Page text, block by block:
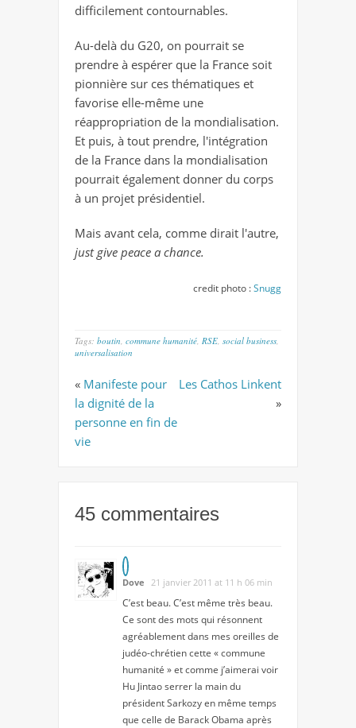
difficilement contournables.
Au-delà du G20, on pourrait se
prendre à espérer que la France soit
pionnière sur ces thématiques et
favorise elle-même une
réappropriation de la mondialisation.
Et puis, à tout prendre, l'intégration
de la France dans la mondialisation
pourrait également donner du corps
à un projet présidentiel.
Mais avant cela, comme dirait l'autre,
just give peace a chance.
credit photo :Snugg
Tags: boutin commune humanité RSE social business
universalisation
« Manifeste pour
la dignité de la
personne en fin de
vie
Les Cathos Linkent
»
45 commentaires
Dove 21 janvier 2011 at 11 h 06 min
C’est beau. C’est même très beau.
Ce sont des mots qui résonnent
agréablement dans mes oreilles de
judéo-chrétien cette « commune
humanité » et comme j’aimerai voir
Hu Jintao serrer la main du
président Sarkozy en même temps
que celle de Barack Obama après